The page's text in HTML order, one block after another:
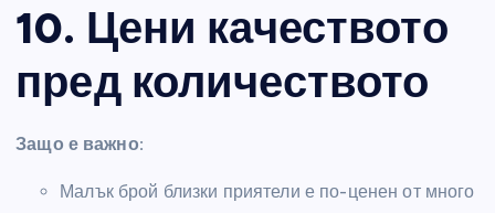
10. Цени качеството
пред количеството
Защо е важно:
Малък брой близки приятели е по-ценен от много